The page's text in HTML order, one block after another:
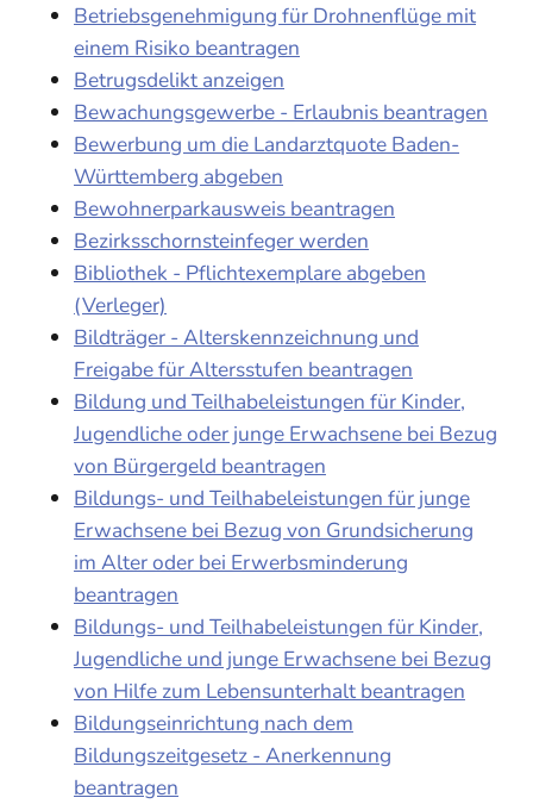
Betriebsgenehmigung für Drohnenflüge mit
einem Risiko beantragen
Betrugsdelikt anzeigen
Bewachungsgewerbe - Erlaubnis beantragen
Bewerbung um die Landarztquote Baden-
Württemberg abgeben
Bewohnerparkausweis beantragen
Bezirksschornsteinfeger werden
Bibliothek - Pflichtexemplare abgeben
(Verleger)
Bildträger - Alterskennzeichnung und
Freigabe für Altersstufen beantragen
Bildung und Teilhabeleistungen für Kinder,
Jugendliche oder junge Erwachsene bei Bezug
von Bürgergeld beantragen
Bildungs- und Teilhabeleistungen für junge
Erwachsene bei Bezug von Grundsicherung
im Alter oder bei Erwerbsminderung
beantragen
Bildungs- und Teilhabeleistungen für Kinder,
Jugendliche und junge Erwachsene bei Bezug
von Hilfe zum Lebensunterhalt beantragen
Bildungseinrichtung nach dem
Bildungszeitgesetz - Anerkennung
beantragen